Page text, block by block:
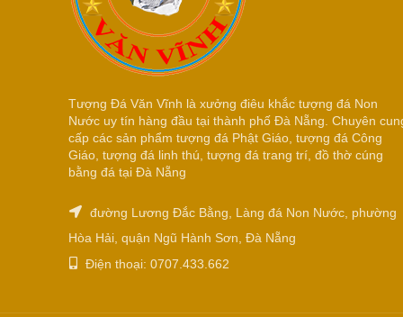
Tượng Đá Văn Vĩnh là xưởng điêu khắc tượng đá Non
Nước uy tín hàng đầu tại thành phố Đà Nẵng. Chuyên
cấp các sản phẩm tượng đá Phật Giáo, tượng đá Công
Giáo, tượng đá linh thú, tượng đá trang trí, đồ thờ cúng
bằng đá tại Đà Nẵng
đường Lương Đắc Bằng, Làng đá Non Nước, phường
Hòa Hải, quận Ngũ Hành Sơn, Đà Nẵng
Điện thoại: 0707.433.662